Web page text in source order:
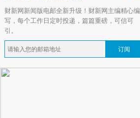
财新网新闻版电邮全新升级！财新网主编精心编
写，每个工作日定时投递，篇篇重磅，可信可
引。
订阅